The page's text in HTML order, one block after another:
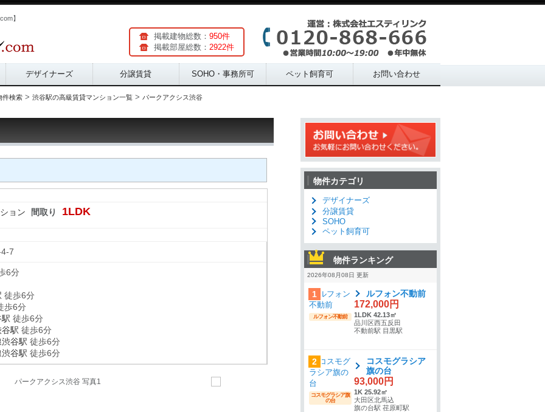
】
掲載建物総数： 950件
掲載部屋総数： 2922件
デザイナーズ 分譲賃貸 SOHO・事務所可 ペット飼育可 お問い合わせ
件検索 > 渋谷駅の高級賃貸マンション一覧 > パークアクシス渋谷
ョン 間取り 1LDK
7
6分
徒歩6分
歩6分
徒歩6分
谷駅 徒歩6分
渋谷駅 徒歩6分
渋谷駅 徒歩6分
物件カテゴリ
デザイナーズ
分譲賃貸
SOHO
ペット飼育可
物件ランキング
2026年08月08日 更新
1
ルフォン不動前
ルフォン不動前
172,000円
1LDK 42.13㎡
品川区西五反田
不動前駅 目黒駅
2
コスモグラシア旗
の台
コスモグラシア
旗の台
93,000円
1K 25.92㎡
大田区北馬込
旗の台駅 荏原町駅